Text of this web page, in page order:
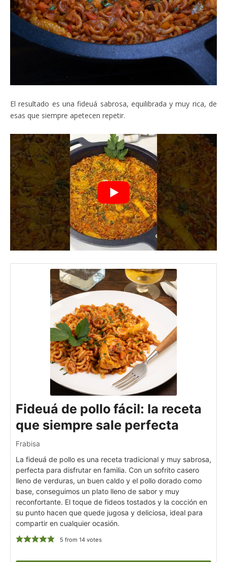
El resultado es una fideuá sabrosa, equilibrada y muy rica, de
esas que siempre apetecen repetir.
Fideuá de pollo fácil: la receta
que siempre sale perfecta
Frabisa
La fideuá de pollo es una receta tradicional y muy sabrosa,
perfecta para disfrutar en familia. Con un sofrito casero
lleno de verduras, un buen caldo y el pollo dorado como
base, conseguimos un plato lleno de sabor y muy
reconfortante. El toque de fideos tostados y la cocción en
su punto hacen que quede jugosa y deliciosa, ideal para
compartir en cualquier ocasión.
5 from 14votes